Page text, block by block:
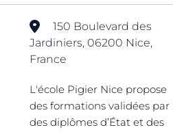
150 Boulevard des
Jardiniers, 06200 Nice,
France
L'école Pigier Nice propose
des formations validées par
des diplômes d’État et des